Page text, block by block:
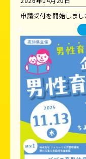
申請受付を開始しま